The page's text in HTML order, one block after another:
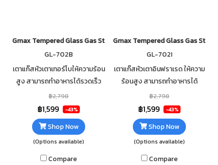
Gmax Tempered Glass Gas Stove 2 Burner Turbo GL-702B
GL-702B
เตาแก๊สหัวเตาเทอร์โบให้ความร้อน
สูง สามารถทำอาหารได้รวดเร็ว
กระจกนิรภัยหนา 7mm เสริมฟอ
ยกันความร้อนใต้กระจก ทำความ
สะอาดง่าย
฿2,798
฿1,599 -43%
Shop Now
(Options available)
Compare
Gmax Tempered Glass Gas
GL-702I
เตาแก๊สหัวเตาอินฟราเรด ให้ความ
ร้อนสูง สามารถทำอาหารได้
รวดเร็ว กระจกนิรภัยหนา 7mm เส
ริมฟอยกันความร้อนใต้กระจก
ทำความสะอาดง่าย
฿2,798
฿1,599 -43%
Shop Now
(Options available)
Compare